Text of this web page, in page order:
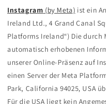
Instagram (by Meta) ist ein
Ireland Ltd., 4 Grand Canal
Platforms Ireland“) Die durch
automatisch erhobenen
unserer Online-Präsenz auf
einen Server der Meta
Park, California 94025, USA
Für die USA liegt kein